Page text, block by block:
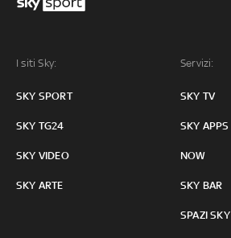
I siti Sky:
SKY SPORT
SKY TG24
SKY VIDEO
SKY ARTE
Servizi:
SKY TV
SKY APPS
NOW
SKY BAR
SPAZI SKY